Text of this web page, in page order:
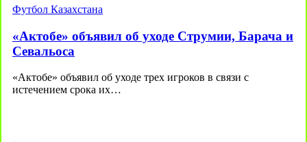
Футбол Казахстана
«Актобе» объявил об уходе Струмии, Барача и
Севальоса
«Актобе» объявил об уходе трех игроков в связи с
истечением срока их…